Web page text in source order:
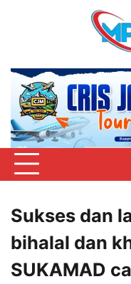
Sukses dan
bihalal dan
SUKAMAD